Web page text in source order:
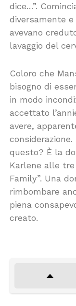
dice…”.
diversamente
avevano
lavaggio del
Coloro che
bisogno di
in modo
accettato
avere,
questo? È la
Karlene alle tre
Family”. Una
rimbombare
piena
creato.